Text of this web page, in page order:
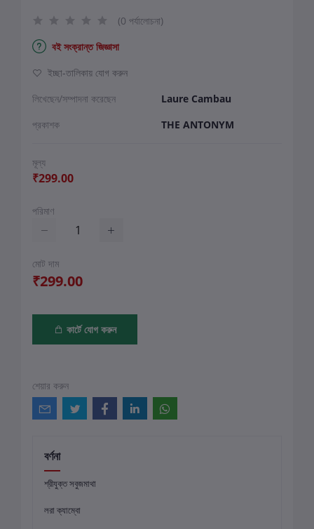
(0 পর্যালোচনা)
বই সংক্রান্ত জিজ্ঞাসা
ইচ্ছা-তালিকায় যোগ করুন
লিখেছেন/সম্পাদনা করেছেন
Laure Cambau
প্রকাশক
THE ANTONYM
মূল্য
₹299.00
পরিমাণ
মোট দাম
₹299.00
কার্টে যোগ করুন
শেয়ার করুন
বর্ণনা
শ্রীযুক্ত সবুজমাথা
লরা ক্যাম্বো